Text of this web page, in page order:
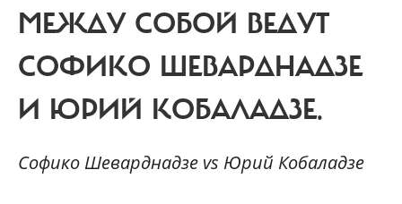
МЕЖДУ СОБОЙ ВЕДУТ
СОФИКО ШЕВАРДНАДЗЕ
И ЮРИЙ КОБАЛАДЗЕ.
Софико Шеварднадзе vs Юрий Кобаладзе